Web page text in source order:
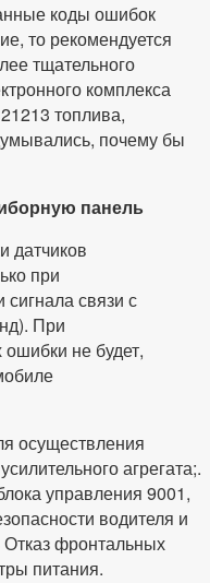
коды ошибок
то рекомендуется
тщательного
комплекса
топлива,
почему бы
панель
датчиков
при
связи с
При
не будет,
осуществления
агрегата;.
управления 9001,
водителя и
фронтальных
питания.